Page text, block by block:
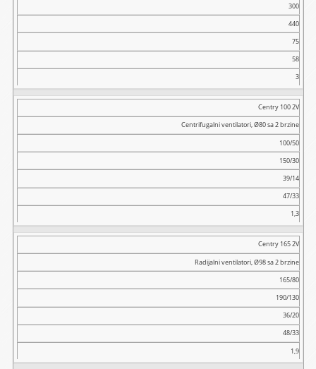
300
440
75
58
3
Centry 100 2V
Centrifugalni ventilatori, Ø80 sa 2 brzine
100/50
150/30
39/14
47/33
1,3
Centry 165 2V
Radijalni ventilatori, Ø98 sa 2 brzine
165/80
190/130
36/20
48/33
1,9